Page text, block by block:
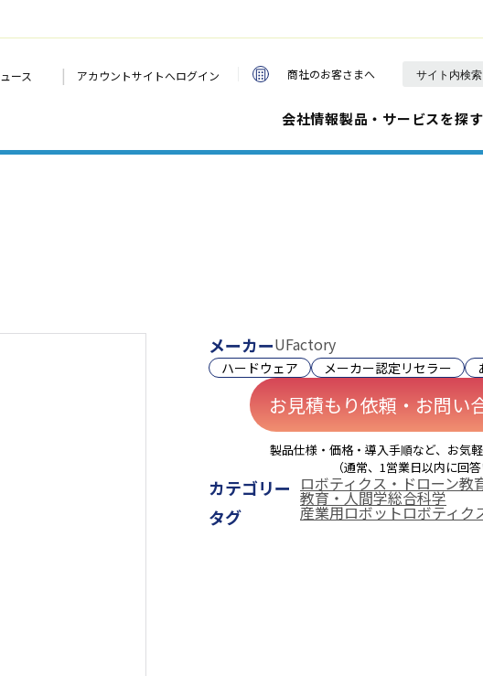
ース | アカウントサイトへログイン 商社のお客さまへ
会社情報製品・サービスを探す
メーカーUFactory
ハードウェア メーカー認定リセラー
お見積もり依頼・お問い
製品仕様・価格・導入手順など、お気
（通常、1営業日以内に回答
カテゴリー ロボティクス・ドローン教
教育・人間学総合科学
タグ 産業用ロボットロボティク